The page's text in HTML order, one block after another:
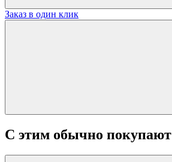
Заказ в один клик
С этим обычно покупают